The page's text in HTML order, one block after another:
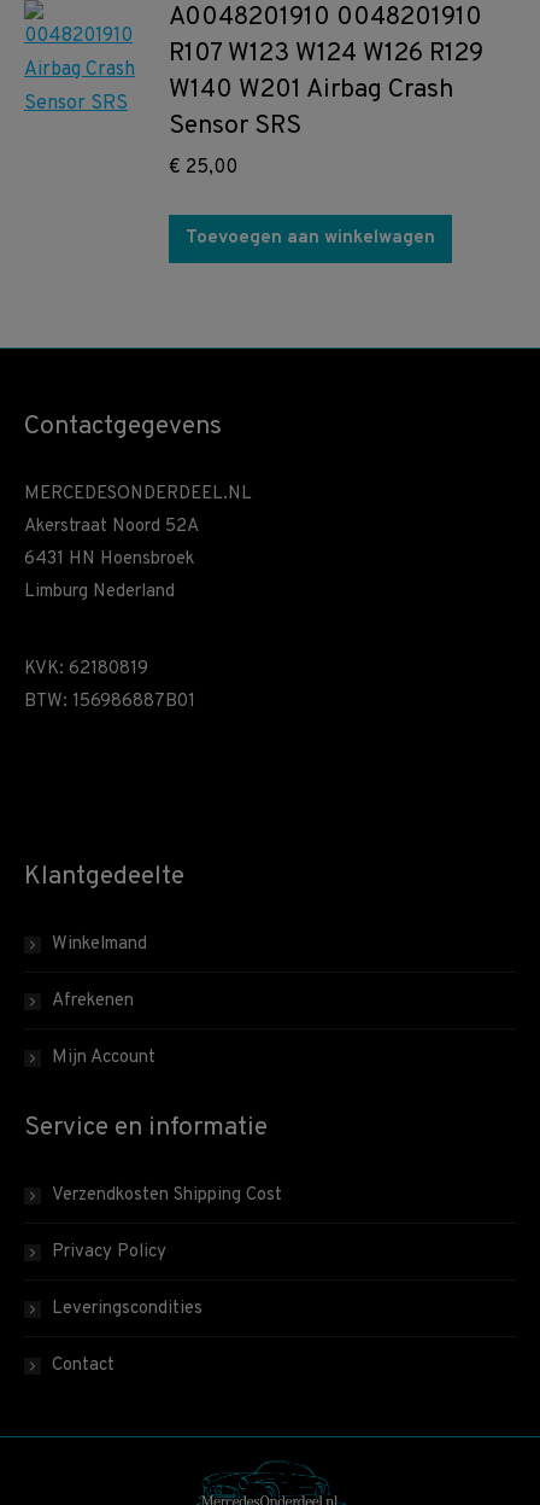
A0048201910 0048201910
R107 W123 W124 W126 R129
W140 W201 Airbag Crash
Sensor SRS
€ 25,00
Toevoegen aan winkelwagen
Contactgegevens
MERCEDESONDERDEEL.NL
Akerstraat Noord 52A
6431 HN Hoensbroek
Limburg Nederland
KVK: 62180819
BTW: 156986887B01
Klantgedeelte
Winkelmand
Afrekenen
Mijn Account
Service en informatie
Verzendkosten Shipping Cost
Privacy Policy
Leveringscondities
Contact